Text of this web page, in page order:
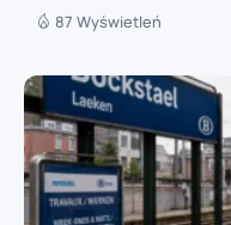
87 Wyświetleń